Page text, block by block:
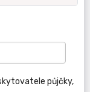
půjčky,